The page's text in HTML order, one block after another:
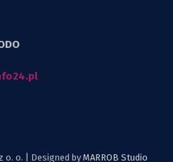
o. o. | Designed by MARROB Studio